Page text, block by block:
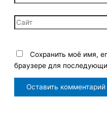
Сайт
Сохранить моё имя,
браузере для